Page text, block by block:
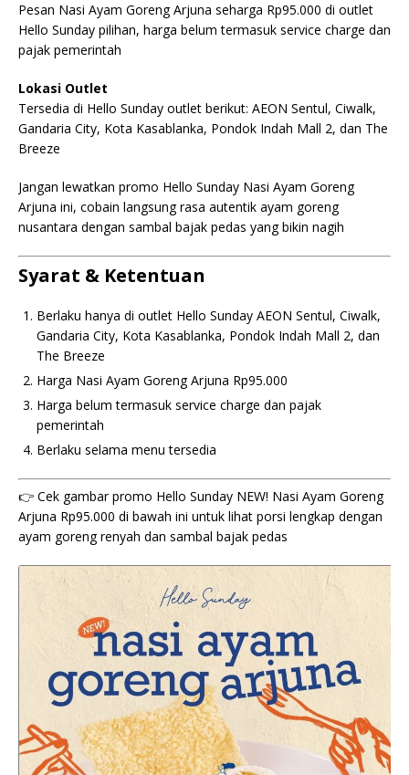
Pesan Nasi Ayam Goreng Arjuna seharga Rp95.000 di outlet
Hello Sunday pilihan, harga belum termasuk service charge dan
pajak pemerintah
Lokasi Outlet
Tersedia di Hello Sunday outlet berikut: AEON Sentul, Ciwalk,
Gandaria City, Kota Kasablanka, Pondok Indah Mall 2, dan The
Breeze
Jangan lewatkan promo Hello Sunday Nasi Ayam Goreng
Arjuna ini, cobain langsung rasa autentik ayam goreng
nusantara dengan sambal bajak pedas yang bikin nagih
Syarat & Ketentuan
Berlaku hanya di outlet Hello Sunday AEON Sentul, Ciwalk,
Gandaria City, Kota Kasablanka, Pondok Indah Mall 2, dan
The Breeze
Harga Nasi Ayam Goreng Arjuna Rp95.000
Harga belum termasuk service charge dan pajak
pemerintah
Berlaku selama menu tersedia
👉 Cek gambar promo Hello Sunday NEW! Nasi Ayam Goreng
Arjuna Rp95.000 di bawah ini untuk lihat porsi lengkap dengan
ayam goreng renyah dan sambal bajak pedas